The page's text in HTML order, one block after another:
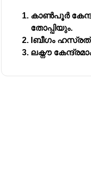
കാൺപൂർ
തോപ്പിയും.
Iബീഗം
ലക്നൗ